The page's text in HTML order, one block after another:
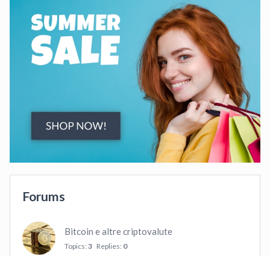
Forums
Bitcoin e altre criptovalute
Topics: 3 Replies: 0